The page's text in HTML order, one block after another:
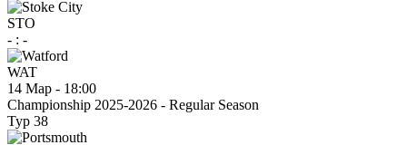
STO
- : -
WAT
14 Мар - 18:00
Championship 2025-2026 - Regular Season
Тур 38